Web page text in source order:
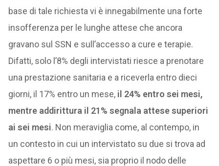
base di tale richiesta vi è innegabilmente una forte
insofferenza per le lunghe attese che ancora
gravano sul SSN e sull’accesso a cure e terapie.
Difatti, solo l’8% degli intervistati riesce a prenotare
una prestazione sanitaria e a riceverla entro dieci
giorni, il 17% entro un mese, il 24% entro sei mesi,
mentre addirittura il 21% segnala attese superiori
ai sei mesi. Non meraviglia come, al contempo, in
un contesto in cui un intervistato su due si trova ad
aspettare 6 o più mesi, sia proprio il nodo delle